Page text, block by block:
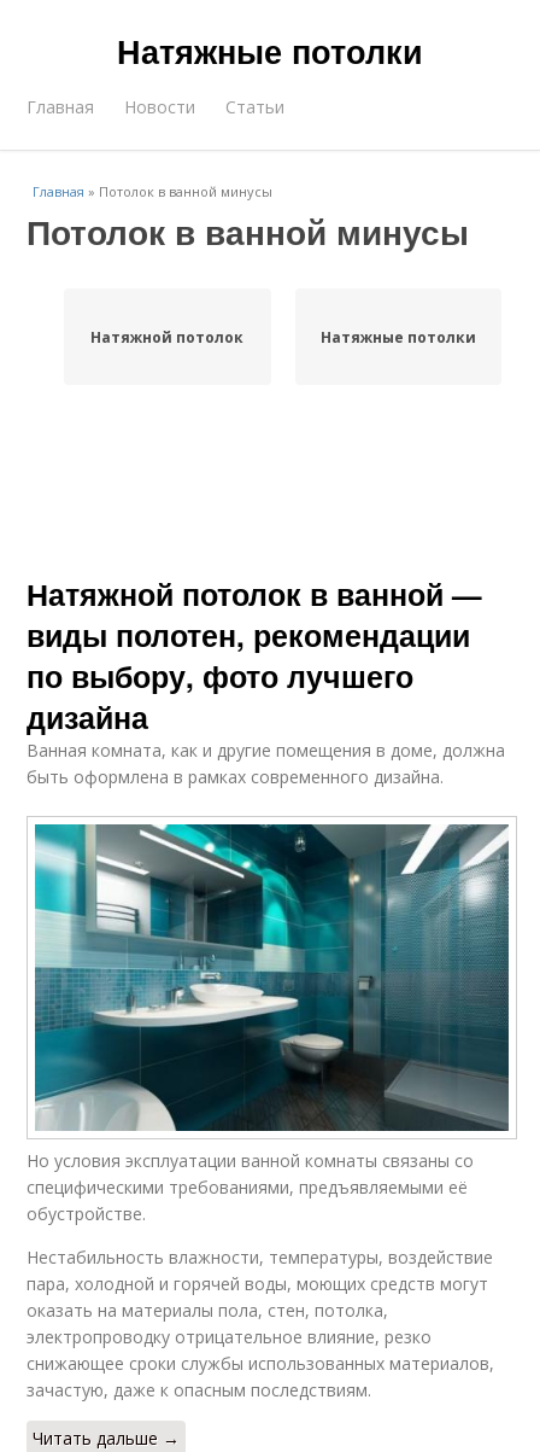
Натяжные потолки
Главная Новости Статьи
Главная » Потолок в ванной минусы
Потолок в ванной минусы
Натяжной потолок Натяжные потолки
Натяжной потолок в ванной —
виды полотен, рекомендации
по выбору, фото лучшего
дизайна
Ванная комната, как и другие помещения в доме, должна
быть оформлена в рамках современного дизайна.
Но условия эксплуатации ванной комнаты связаны со
специфическими требованиями, предъявляемыми её
обустройстве.
Нестабильность влажности, температуры, воздействие
пара, холодной и горячей воды, моющих средств могут
оказать на материалы пола, стен, потолка,
электропроводку отрицательное влияние, резко
снижающее сроки службы использованных материалов,
зачастую, даже к опасным последствиям.
Читать дальше →